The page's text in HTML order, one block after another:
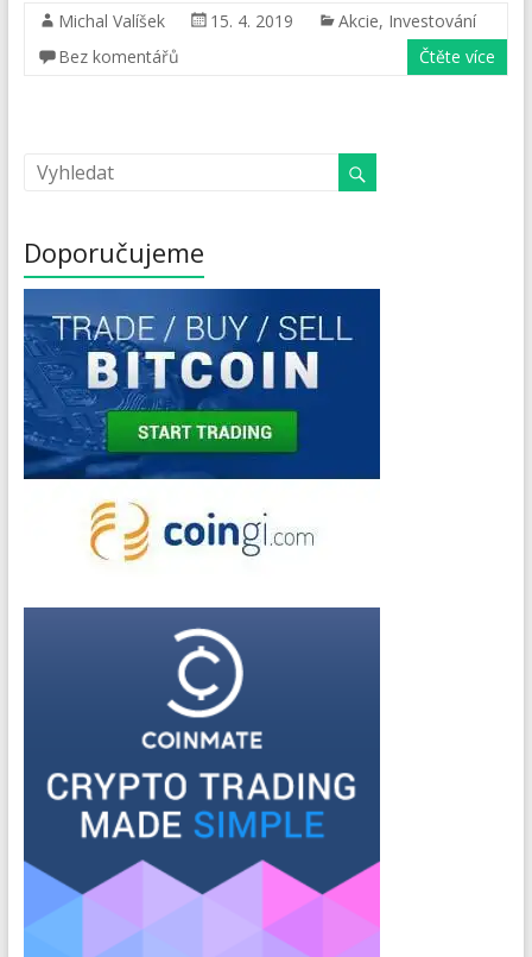
Michal Valíšek 15. 4. 2019 Akcie, Investování
Bez komentářů
Čtěte více
Doporučujeme